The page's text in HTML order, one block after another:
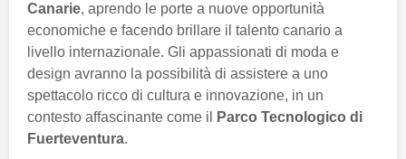
Canarie, aprendo le porte a nuove opportunità
economiche e facendo brillare il talento canario a
livello internazionale. Gli appassionati di moda e
design avranno la possibilità di assistere a uno
spettacolo ricco di cultura e innovazione, in un
contesto affascinante come il
Parco Tecnologico di
Fuerteventura.